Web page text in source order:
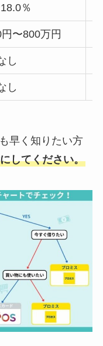
％
〜800万円
し
し
早く知りたい方
してください。